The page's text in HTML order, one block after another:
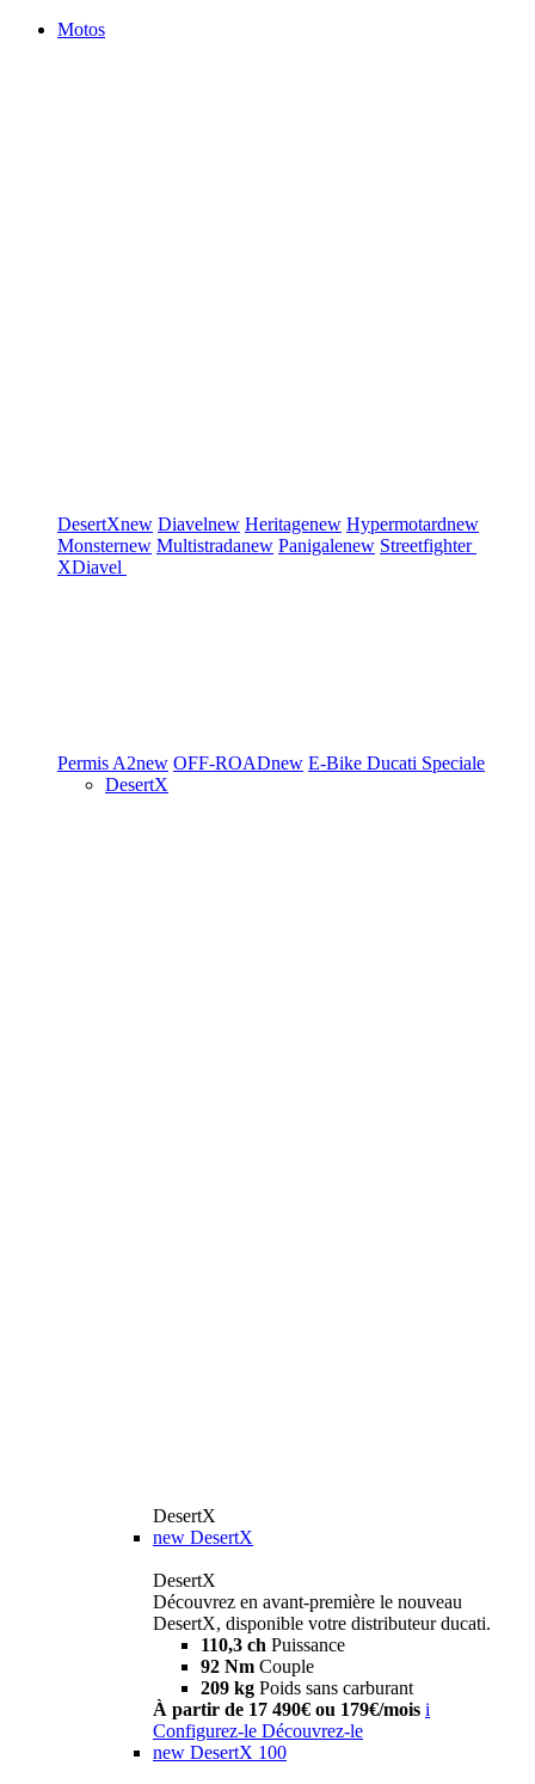
Motos
DesertXnew Diavelnew Heritagenew Hypermotardnew
Monsternew Multistradanew Panigalenew Streetfighter
XDiavel
Permis A2new OFF-ROADnew E-Bike Ducati Speciale
DesertX
DesertX
new DesertX
DesertX
Découvrez en avant-première le nouveau
DesertX, disponible votre distributeur ducati.
110,3 ch Puissance
92 Nm Couple
209 kg Poids sans carburant
À partir de 17 490€ ou 179€/mois i
Configurez-le Découvrez-le
new DesertX 100